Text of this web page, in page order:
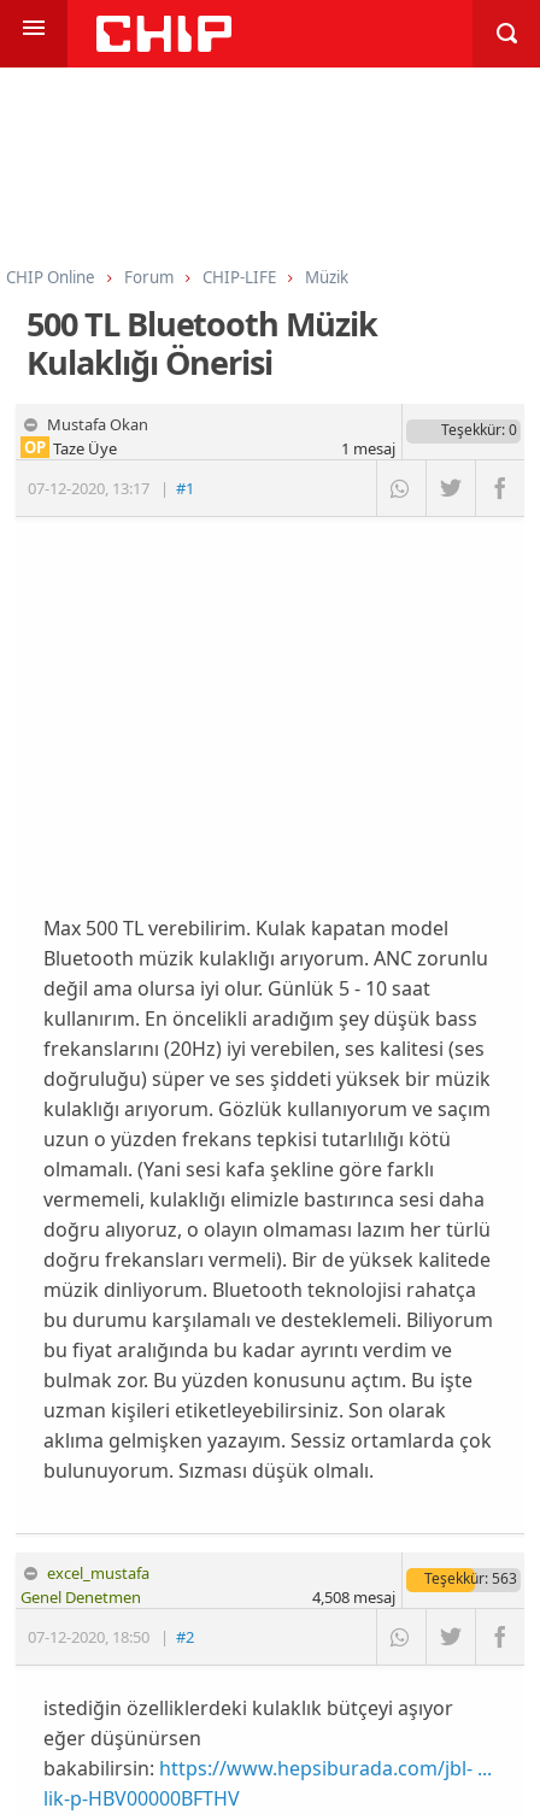
CHIP Online Forum CHIP-LIFE Müzik
500 TL Bluetooth Müzik
Kulaklığı Önerisi
Mustafa Okan
07-12-2020, 13:17 |#1
OP Taze Üye
Teşekkür: 0
1 mesaj
Max 500 TL verebilirim. Kulak kapatan model
Bluetooth müzik kulaklığı arıyorum. ANC zorunlu
değil ama olursa iyi olur. Günlük 5 - 10 saat
kullanırım. En öncelikli aradığım şey düşük bass
frekanslarını (20Hz) iyi verebilen, ses kalitesi (ses
doğruluğu) süper ve ses şiddeti yüksek bir müzik
kulaklığı arıyorum. Gözlük kullanıyorum ve saçım
uzun o yüzden frekans tepkisi tutarlılığı kötü
olmamalı. (Yani sesi kafa şekline göre farklı
vermemeli, kulaklığı elimizle bastırınca sesi daha
doğru alıyoruz, o olayın olmaması lazım her türlü
doğru frekansları vermeli). Bir de yüksek kalitede
müzik dinliyorum. Bluetooth teknolojisi rahatça
bu durumu karşılamalı ve desteklemeli. Biliyorum
bu fiyat aralığında bu kadar ayrıntı verdim ve
bulmak zor. Bu yüzden konusunu açtım. Bu işte
uzman kişileri etiketleyebilirsiniz. Son olarak
aklıma gelmişken yazayım. Sessiz ortamlarda çok
bulunuyorum. Sızması düşük olmalı.
excel_mustafa
07-12-2020, 18:50 |#2
Genel Denetmen
Teşekkür: 563
4,508mesaj
istediğin özelliklerdeki kulaklık bütçeyi aşıyor
eğer düşünürsen
bakabilirsin: https://www.hepsiburada.com/jbl- ...
lik-p-HBV00000BFTHV